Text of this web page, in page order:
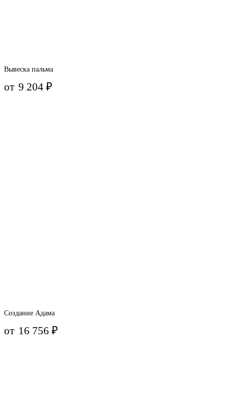
Вывеска пальма
от 9 204₽
Создание Адама
от 16 756₽